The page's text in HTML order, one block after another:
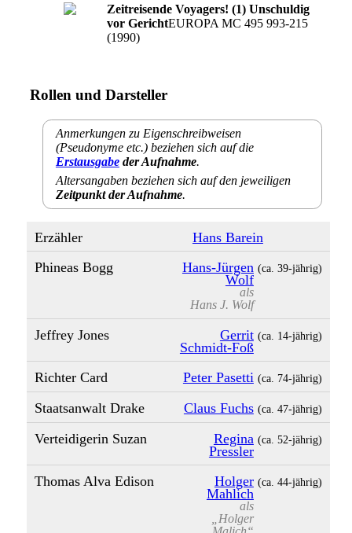
Zeitreisende Voyagers! (1) Unschuldig
vor GerichtEUROPA MC 495 993-215
(1990)
Rollen und Darsteller
Anmerkungen zu Eigenschreibweisen
(Pseudonyme etc.) beziehen sich auf die
Erstausgabeder Aufnahme.
Altersangaben beziehen sich auf den jeweiligen
Zeitpunkt der Aufnahme.
Erzähler
Hans Barein
Phineas Bogg
Hans-Jürgen
Wolf
als
Hans J. Wolf
(ca. 39‑jährig)
Jeffrey Jones
Gerrit
Schmidt-Foß
(ca. 14‑jährig)
Richter Card Peter Pasetti (ca. 74‑jährig)
Staatsanwalt Drake Claus Fuchs (ca. 47‑jährig)
Verteidigerin Suzan
Regina
Pressler
(ca. 52‑jährig)
Thomas Alva Edison
Holger
Mahlich
als
„Holger
(ca. 44‑jährig)